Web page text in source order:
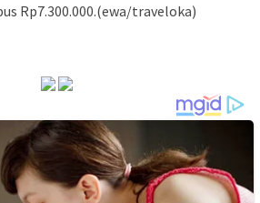
Rp7.300.000.(ewa/traveloka)